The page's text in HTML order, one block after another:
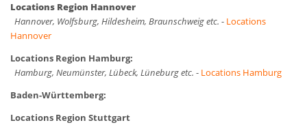
Locations Region Hannover
Hannover, Wolfsburg, Hildesheim, Braunschweig etc. - Locations
Hannover
Locations Region Hamburg:
Hamburg, Neumünster, Lübeck, Lüneburg etc. - Locations Hamburg
Baden-Württemberg:
Locations Region Stuttgart